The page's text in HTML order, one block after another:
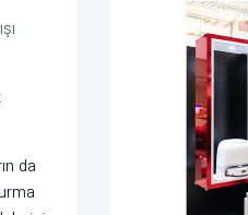
da